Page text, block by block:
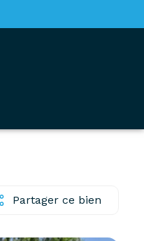
Partager ce bien